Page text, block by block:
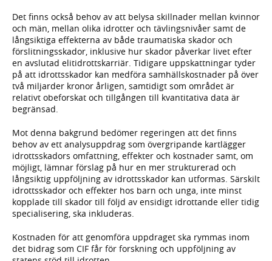
Det finns också behov av att belysa skillnader mellan kvinnor
och män, mellan olika idrotter och tävlingsnivåer samt de
långsiktiga effekterna av både traumatiska skador och
förslitningsskador, inklusive hur skador påverkar livet efter
en avslutad elitidrottskarriär. Tidigare uppskattningar tyder
på att idrottsskador kan medföra samhällskostnader på över
två miljarder kronor årligen, samtidigt som området är
relativt obeforskat och tillgången till kvantitativa data är
begränsad.
Mot denna bakgrund bedömer regeringen att det finns
behov av ett analysuppdrag som övergripande kartlägger
idrottsskadors omfattning, effekter och kostnader samt, om
möjligt, lämnar förslag på hur en mer strukturerad och
långsiktig uppföljning av idrottsskador kan utformas. Särskilt
idrottsskador och effekter hos barn och unga, inte minst
kopplade till skador till följd av ensidigt idrottande eller tidig
specialisering, ska inkluderas.
Kostnaden för att genomföra uppdraget ska rymmas inom
det bidrag som CIF får för forskning och uppföljning av